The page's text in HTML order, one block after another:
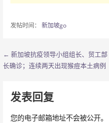
发帖时间： 新加坡go
文
导
航
← 新加坡抗疫领导小组组长、贸工部
长确诊；连续两天出现猴痘本土病例
发表回复
您的电子邮箱地址不会被公开。